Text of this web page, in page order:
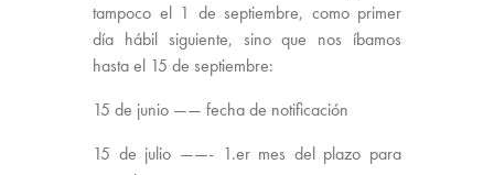
tampoco el 1 de septiembre, como primer
día hábil siguiente, sino que nos íbamos
hasta el 15 de septiembre:
15 de junio —— fecha de notificación
15 de julio ——- 1.er mes del plazo para